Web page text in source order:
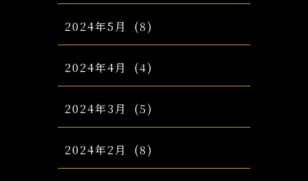
2024年5月 (8)
2024年4月 (4)
2024年3月 (5)
2024年2月 (8)